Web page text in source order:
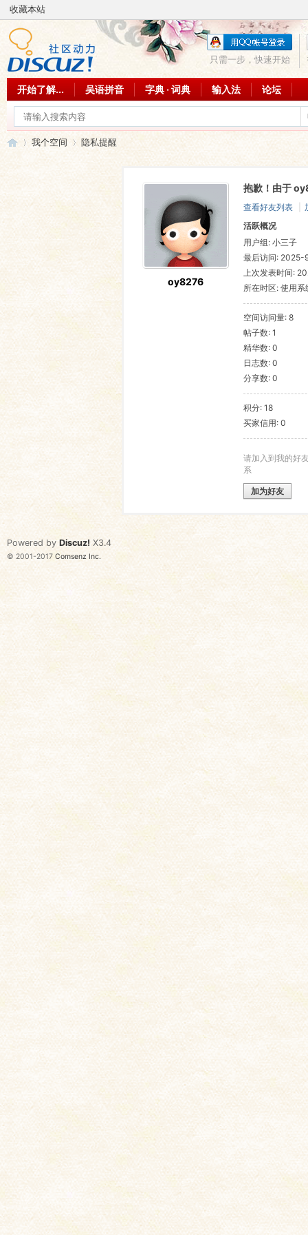
收藏本站
只需一步，快速开始
开始了解... 吴语拼音 字典 · 词典 输入法 论坛
吴
语
会
我个空间 隐私提醒
oy8276
抱歉！由于
查看好友列表
活跃概况
用户组: 小三子
最后访问: 2025-
上次发表时间:
所在时区: 使用系
空间访问量: 8
帖子数: 1
精华数: 0
日志数: 0
分享数: 0
积分: 18
买家信用: 0
请加入到我的好
系
加为好友
Powered by Discuz! X3.4
© 2001-2017 Comsenz Inc.